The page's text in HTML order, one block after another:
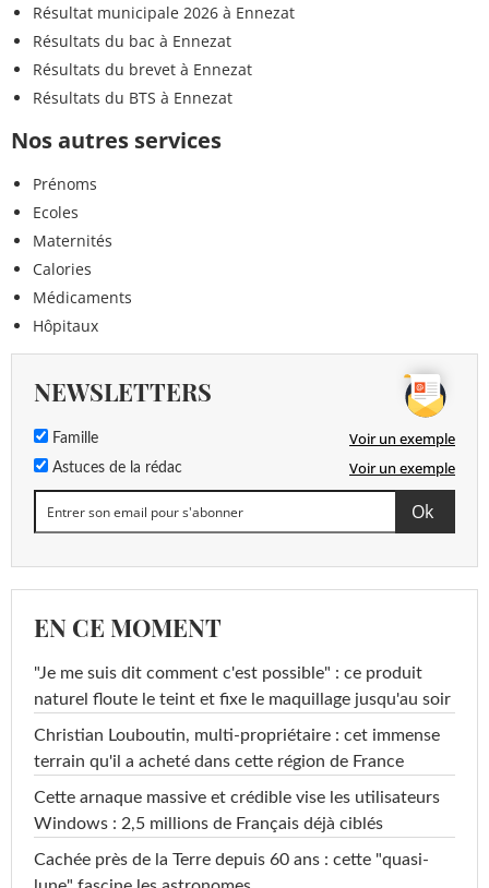
Résultat municipale 2026 à Ennezat
Résultats du bac à Ennezat
Résultats du brevet à Ennezat
Résultats du BTS à Ennezat
Nos autres services
Prénoms
Ecoles
Maternités
Calories
Médicaments
Hôpitaux
NEWSLETTERS
Famille Voir un exemple
Astuces de la rédac Voir un exemple
EN CE MOMENT
"Je me suis dit comment c'est possible" : ce produit
naturel floute le teint et fixe le maquillage jusqu'au soir
Christian Louboutin, multi-propriétaire : cet immense
terrain qu'il a acheté dans cette région de France
Cette arnaque massive et crédible vise les utilisateurs
Windows : 2,5 millions de Français déjà ciblés
Cachée près de la Terre depuis 60 ans : cette "quasi-